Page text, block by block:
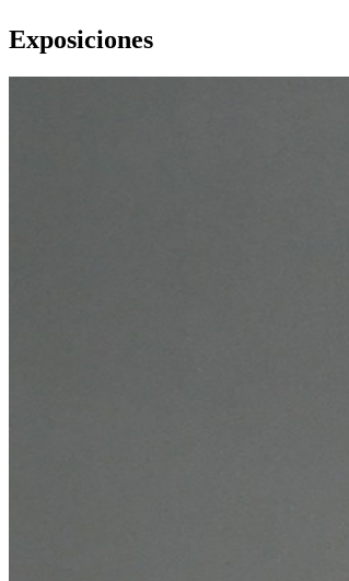
Exposiciones